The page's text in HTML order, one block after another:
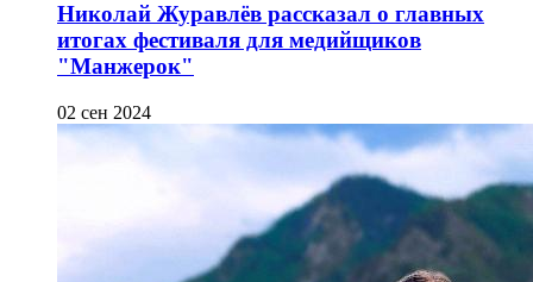
Николай Журавлёв рассказал о главных
итогах фестиваля для медийщиков
"Манжерок"
02 сен 2024